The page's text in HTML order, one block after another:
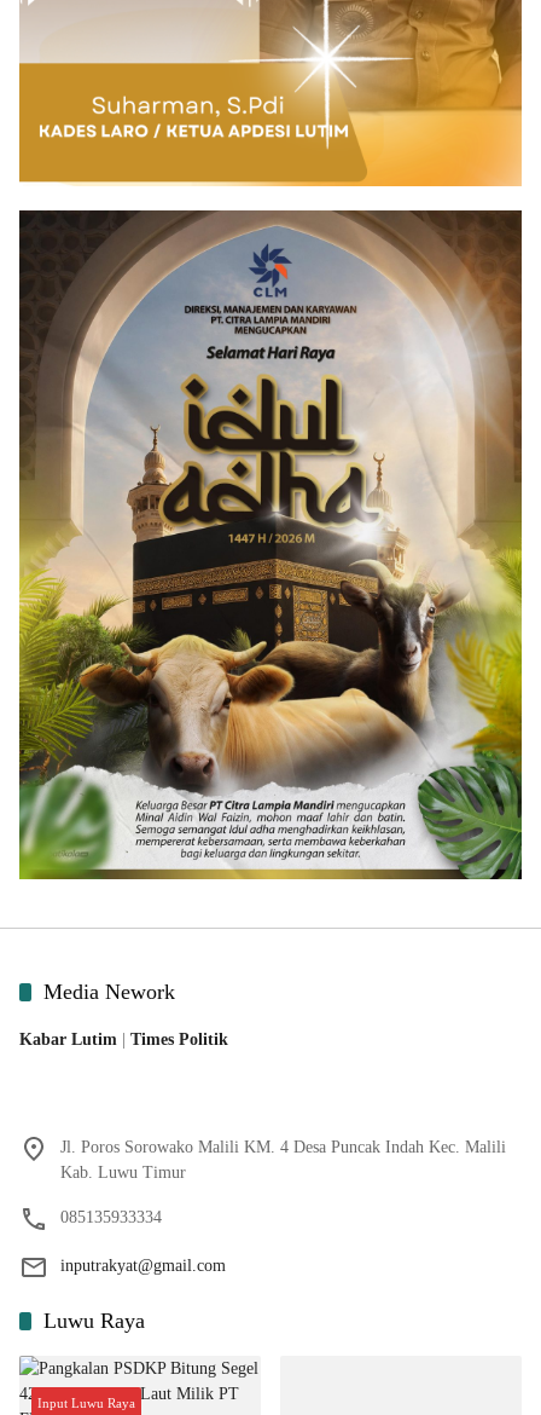
Media Nework
Kabar Lutim Times Politik
Jl. Poros Sorowako Malili KM. 4 Desa Puncak Indah Kec. Malili
Kab. Luwu Timur
085135933334
inputrakyat@gmail.com
Luwu Raya
Input Luwu Raya